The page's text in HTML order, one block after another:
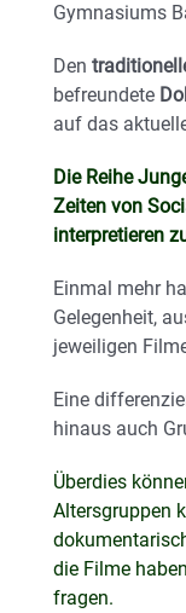
Gymnasiums
Den
befreundete
auf das
Die Reihe
Zeiten von
interpretieren
Einmal mehr
Gelegenheit,
jeweiligen
Eine
hinaus auch
Überdies
Altersgruppen
die Filme
fragen.